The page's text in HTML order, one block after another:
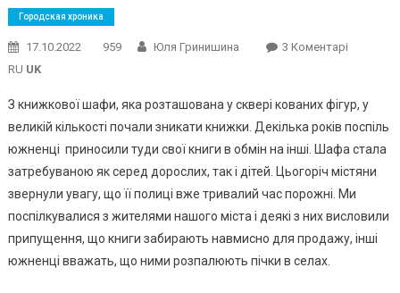
Городская хроника
17.10.2022 959 Юля Гринишина 3 КоментаріДо
П’ять
Років
В
Южному
З
Шафи
RU UK
З книжкової шафи, яка розташована у сквері кованих фігур, у
великій кількості почали зникати книжки. Декілька років поспіль
южненці приносили туди свої книги в обмін на інші. Шафа стала
затребуваною як серед дорослих, так і дітей. Цьогоріч містяни
звернули увагу, що її полиці вже тривалий час порожні. Ми
поспілкувалися з жителями нашого міста і деякі з них висловили
припущення, що книги забирають навмисно для продажу, інші
южненці вважать, що ними розпалюють пічки в селах.